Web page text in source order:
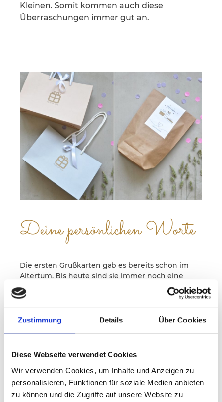
Zustimmung Details Über Cookies
Diese Webseite verwendet Cookies
Wir verwenden Cookies, um Inhalte und Anzeigen zu
personalisieren, Funktionen für soziale Medien anbieten
zu können und die Zugriffe auf unsere Website zu
Kleinen. Somit kommen auch diese
Überraschungen immer gut an.
Deine persönlichen Worte
Die ersten Grußkarten gab es bereits schon im
Altertum. Bis heute sind sie immer noch eine
schöne Gelegenheit, Botschaften zu übermitteln.
Diese Tradition liegt uns sehr am Herzen und
wertet Dein individuelles Geschenk zu etwas ganz
Besonderem auf.
verschiedenen Größen gestalten.
Wir drucken Deine Zeilen auf ein hochwertiges,
stilvolles Leinenpapier und befestigen dieses mit
einem edlem Clip in die ausgewählte Karte.